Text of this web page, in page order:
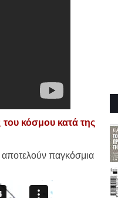
κόσμου κατά της
παγκόσμια